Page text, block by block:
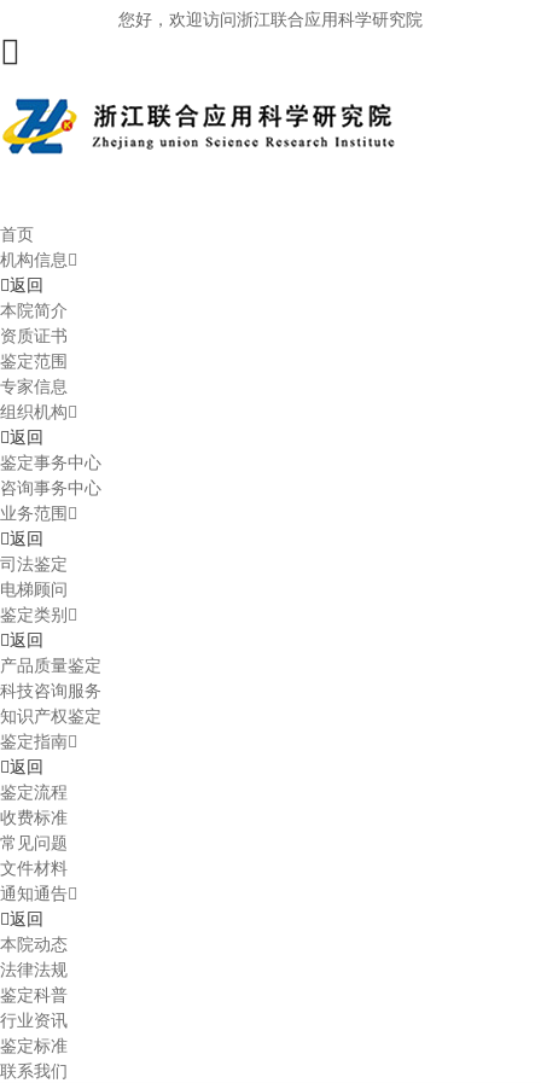
您好，欢迎访问浙江联合应用科学研究院
首页
机构信息
返回
本院简介
资质证书
鉴定范围
专家信息
组织机构
返回
鉴定事务中心
咨询事务中心
业务范围
返回
司法鉴定
电梯顾问
鉴定类别
返回
产品质量鉴定
科技咨询服务
知识产权鉴定
鉴定指南
返回
鉴定流程
收费标准
常见问题
文件材料
通知通告
返回
本院动态
法律法规
鉴定科普
行业资讯
鉴定标准
联系我们